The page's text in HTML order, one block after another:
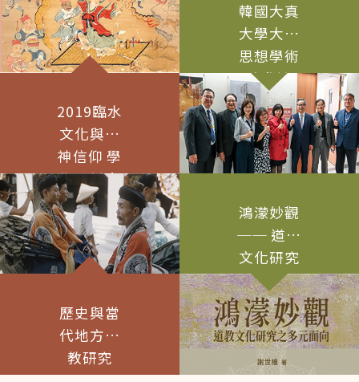
田野調查及移地研究。
辦理其他臨時交辦事
歷及計畫經費核定，月
薪新臺幣 40,000 元起
（依實際核定為準）
六、聘期：一年一聘。
七、上班時段：依本校
規定辦理，並得視工作
需要彈性調整上下班時
校研究暨創新育成總中
心2樓。 九、休假制
度：週休二日，國定假
日依政府行政機關辦公
日曆放假。 十、應徵方
式： 採隨到隨審方式辦
理，徵得適任人選後即
停止收件。 應繳資料：
履歷表（含照片、學經
歷及自傳）。 最高學歷
宗教儀式的影像轉化、
神聖空間的敘事建構、
地方信仰與文化記憶的
保存，以及影像作為療
癒、教育與靈性召喚的
媒介。相關研究廣佈於
宗教、歷史、文學、人
類學、社會學、文化研
究、影像研究與藝術創
作之間，亟需建立跨域
此，國立政治大學華人
宗教研究中心與壹捌玖
伍電影有限公司，擬合
作舉辦第一屆「宗教與
電影國際學術研討
會」，期待深化宗教電
影研究與影像實踐的對
話，建立宗教電影跨域
研究平台。研討會採公
開徵稿形式，建議探討
2019臨水
文化與女
神信仰 學
術研討會
韓國大真
大學大巡
思想學術
院參訪
歷史與當
代地方道
教研究
鴻濛妙觀
── 道教
文化研究
之多元面
向